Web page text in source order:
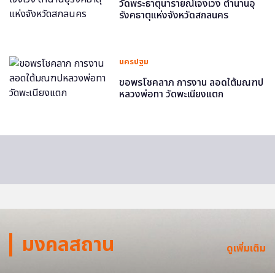
วัดพระธาตุนารายณ์เจงเวง ตำนานอุ
รังคธาตุแห่งจังหวัดสกลนคร
นครปฐม
ขอพรโชคลาภ การงาน ลอดใต้มณฑป
หลวงพ่อทา วัดพะเนียงแตก
มงคลสถาน ดูเพิ่มเติม